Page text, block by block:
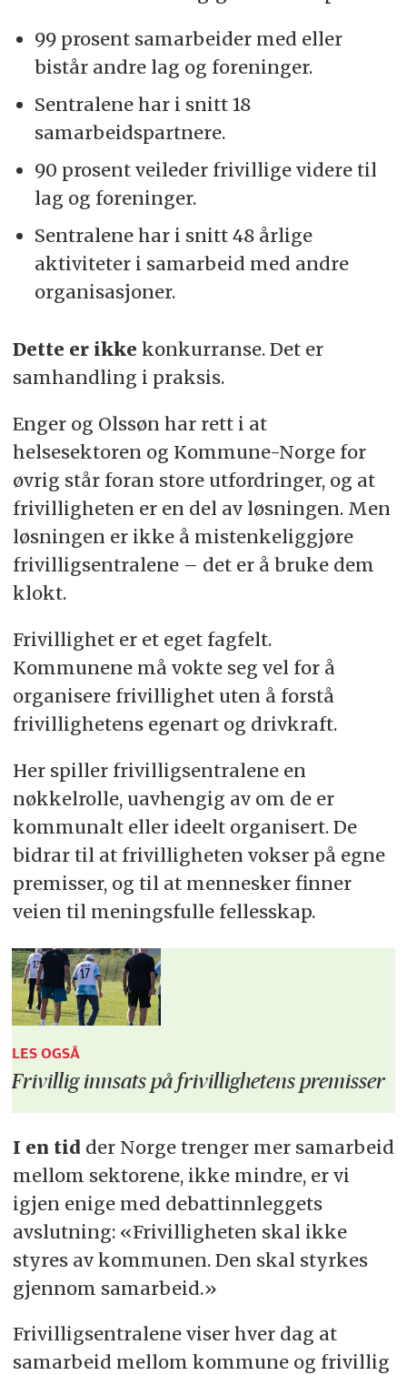
99 prosent samarbeider med eller
bistår andre lag og foreninger.
Sentralene har i snitt 18
samarbeidspartnere.
90 prosent veileder frivillige videre til
lag og foreninger.
Sentralene har i snitt 48 årlige
aktiviteter i samarbeid med andre
organisasjoner.
Dette er ikke konkurranse. Det er
samhandling i praksis.
Enger og Olssøn har rett i at
helsesektoren og Kommune-Norge for
øvrig står foran store utfordringer, og at
frivilligheten er en del av løsningen. Men
løsningen er ikke å mistenkeliggjøre
frivilligsentralene – det er å bruke dem
klokt.
Frivillighet er et eget fagfelt.
Kommunene må vokte seg vel for å
organisere frivillighet uten å forstå
frivillighetens egenart og drivkraft.
Her spiller frivilligsentralene en
nøkkelrolle, uavhengig av om de er
kommunalt eller ideelt organisert. De
bidrar til at frivilligheten vokser på egne
premisser, og til at mennesker finner
veien til meningsfulle fellesskap.
LES OGSÅ
Frivillig innsats på frivillighetens premisser
I en tid der Norge trenger mer samarbeid
mellom sektorene, ikke mindre, er vi
igjen enige med debattinnleggets
avslutning: «Frivilligheten skal ikke
styres av kommunen. Den skal styrkes
gjennom samarbeid.»
Frivilligsentralene viser hver dag at
samarbeid mellom kommune og frivillig